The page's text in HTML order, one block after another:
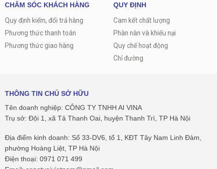
CHĂM SÓC KHÁCH HÀNG
Quy định kiểm, đổi trả hàng
Phương thức thanh toán
Phương thức giao hàng
QUY ĐỊNH
Cam kết chất lượng
Phàn nàn và khiếu nại
Quy chế hoạt động
Chỉ đường
THÔNG TIN CHỦ SỞ HỮU
Tên doanh nghiệp: CÔNG TY TNHH AI VINA
Trụ sở: Đội 1, xã Tả Thanh Oai, huyện Thanh Trì, TP Hà Nội
Địa điểm kinh doanh: Số 33-DV6, tổ 1, KĐT Tây Nam Linh Đàm,
phường Hoàng Liệt, TP Hà Nội
Điện thoại: 0971 071 499